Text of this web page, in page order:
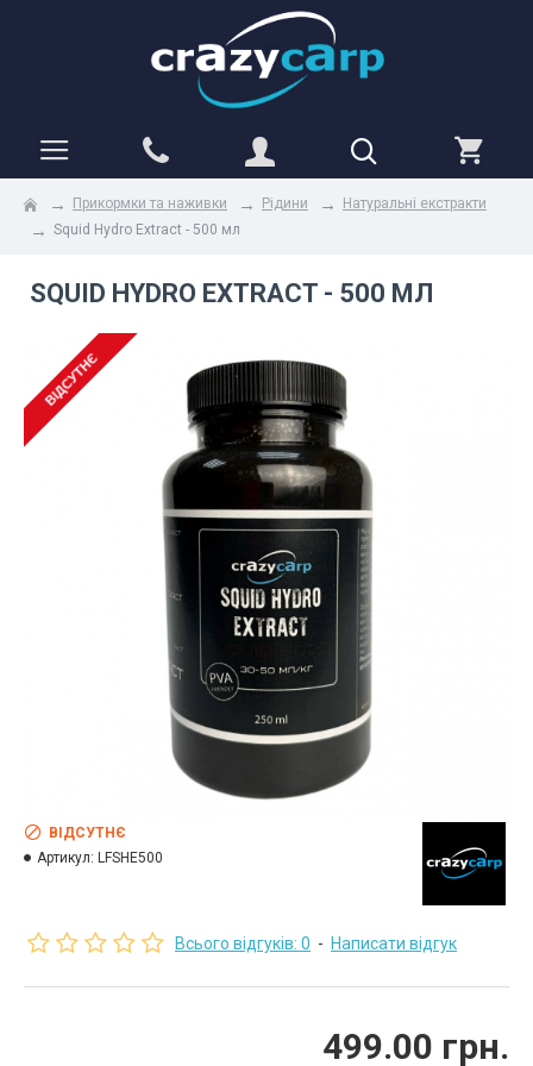
Прикормки та наживки Рідини
Натуральні екстракти
Squid Hydro Extract - 500 мл
SQUID HYDRO EXTRACT - 500 МЛ
ВІДСУТНЄ
ВІДСУТНЄ
Артикул: LFSHE500
Всього відгуків: 0 - Написати відгук
499.00 грн.